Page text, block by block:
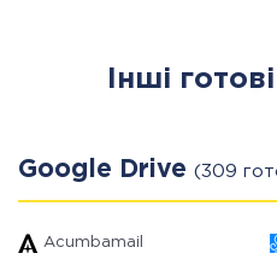
Інші
Google Drive (309
Acumbamail